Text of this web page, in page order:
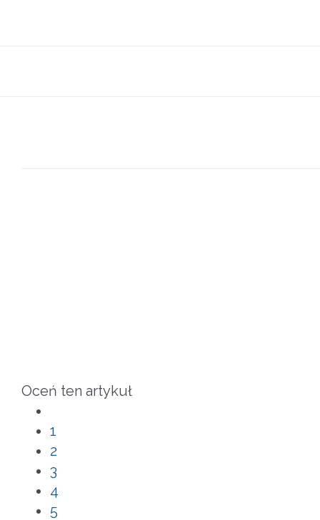
Oceń ten artykuł
1
2
3
4
5